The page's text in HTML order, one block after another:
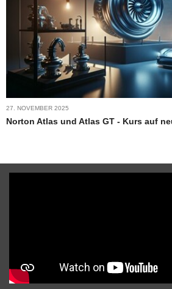
27. NOVEMBER 2025
Norton Atlas und Atlas GT - Kurs auf